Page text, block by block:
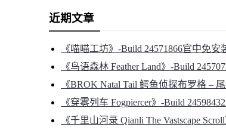
近期文章
《喵喵工坊》-Build 24571866官中免安
《鸟语森林 Feather Land》-Build
《BROK Natal Tail 鳄鱼侦探布罗格 –
《穿雾列车 Fogpiercer》-Build
《千里山河录 Qianli The Vastscape